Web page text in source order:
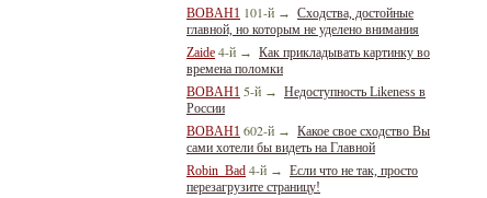
BOBAH1 101-й → Сходства, достойные
главной, но которым не уделено внимания
Zaide 4-й → Как прикладывать картинку во
времена поломки
BOBAH1 5-й → Недоступность Likeness в
России
BOBAH1 602-й → Какое свое сходство Вы
сами хотели бы видеть на Главной
Robin_Bad 4-й → Если что не так, просто
перезагрузите страницу!